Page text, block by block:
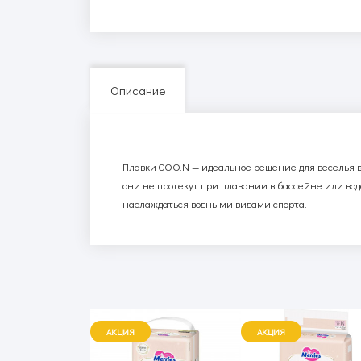
Описание
ПлавкиGOO N — идеальное решение для веселья
они не протекут при плавании в бассейне или
наслаждаться водными видами спорта.
АКЦИЯ АКЦИЯ